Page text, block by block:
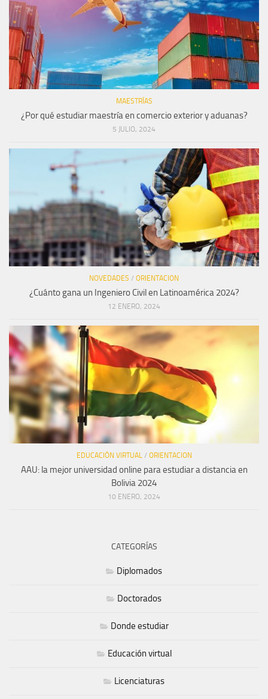
MAESTRÍAS
¿Por qué estudiar maestría en comercio exterior y aduanas?
5 JULIO, 2024
NOVEDADES / ORIENTACION
¿Cuánto gana un Ingeniero Civil en Latinoamérica 2024?
12 ENERO, 2024
EDUCACIÓN VIRTUAL / ORIENTACION
AAU: la mejor universidad online para estudiar a distancia en
Bolivia 2024
10 ENERO, 2024
CATEGORÍAS
Diplomados
Doctorados
Donde estudiar
Educación virtual
Licenciaturas